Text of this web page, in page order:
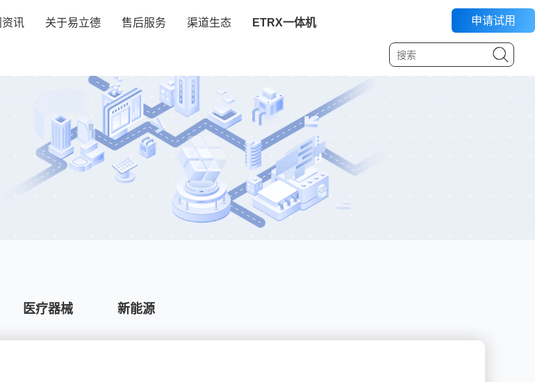
讯 关于易立德 售后服务 渠道生态 ETRX一体机 申请试用
医疗器械 新能源